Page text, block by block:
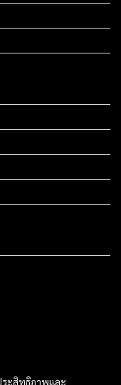
ระสิทธิภาพและ